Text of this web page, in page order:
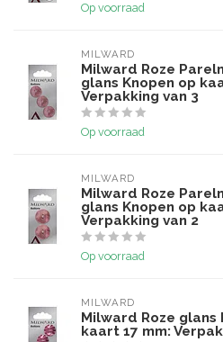
Op voorraad
MILWARD
Milward Roze
glans Knopen op
Verpakking van 3
Op voorraad
MILWARD
Milward Roze
glans Knopen op
Verpakking van 2
Op voorraad
MILWARD
Milward Roze glans
kaart 17 mm: